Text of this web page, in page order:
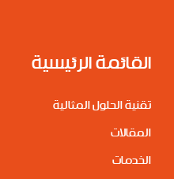
القائمة الرئيسية
تقنية الحلول المثالية
المقالات
الخدمات